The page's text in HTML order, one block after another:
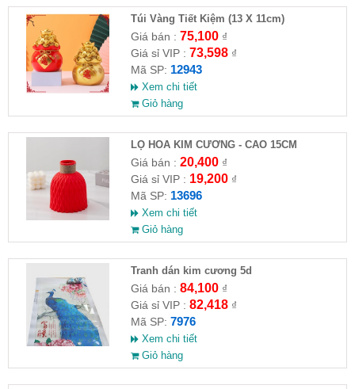
Túi Vàng Tiết Kiệm (13 X 11cm)
Giá bán : 75,100₫
Giá sỉ VIP : 73,598₫
Mã SP: 12943
Xem chi tiết
Giỏ hàng
LỌ HOA KIM CƯƠNG - CAO 15CM
Giá bán : 20,400₫
Giá sỉ VIP : 19,200₫
Mã SP: 13696
Xem chi tiết
Giỏ hàng
Tranh dán kim cương 5d
Giá bán : 84,100₫
Giá sỉ VIP : 82,418₫
Mã SP: 7976
Xem chi tiết
Giỏ hàng